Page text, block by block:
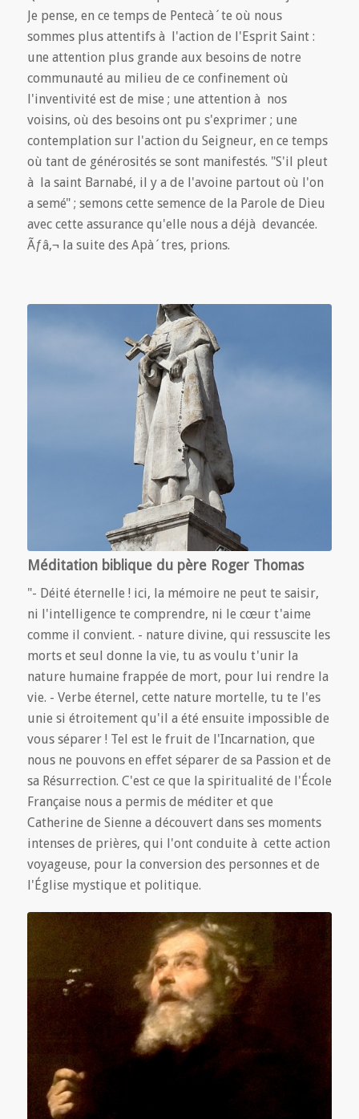
Je pense, en ce temps de Pentecà´te où nous
sommes plus attentifs à l'action de l'Esprit Saint :
une attention plus grande aux besoins de notre
communauté au milieu de ce confinement où
l'inventivité est de mise ; une attention à nos
voisins, où des besoins ont pu s'exprimer ; une
contemplation sur l'action du Seigneur, en ce temps
où tant de générosités se sont manifestés. "S'il pleut
à la saint Barnabé, il y a de l'avoine partout où l'on
a semé" ; semons cette semence de la Parole de Dieu
avec cette assurance qu'elle nous a déjà devancée.
Ãƒâ‚¬ la suite des Apà´tres, prions.
Méditation biblique du père Roger Thomas
"- Déité éternelle ! ici, la mémoire ne peut te saisir,
ni l'intelligence te comprendre, ni le cœur t'aime
comme il convient. - nature divine, qui ressuscite les
morts et seul donne la vie, tu as voulu t'unir la
nature humaine frappée de mort, pour lui rendre la
vie. - Verbe éternel, cette nature mortelle, tu te l'es
unie si étroitement qu'il a été ensuite impossible de
vous séparer ! Tel est le fruit de l'Incarnation, que
nous ne pouvons en effet séparer de sa Passion et de
sa Résurrection. C'est ce que la spiritualité de l'École
Française nous a permis de méditer et que
Catherine de Sienne a découvert dans ses moments
intenses de prières, qui l'ont conduite à cette action
voyageuse, pour la conversion des personnes et de
l'Église mystique et politique.